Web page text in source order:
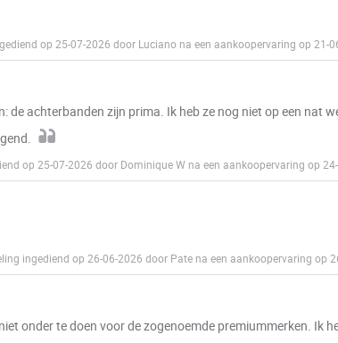
op 25-07-2026 door Luciano na een aankoopervaring op 21-
de achterbanden zijn prima. Ik heb ze nog niet op een nat
op 25-07-2026 door Dominique W na een aankoopervaring op
ingediend op 26-06-2026 door Pate na een aankoopervaring op
onder te doen voor de zogenoemde premiummerken. Ik